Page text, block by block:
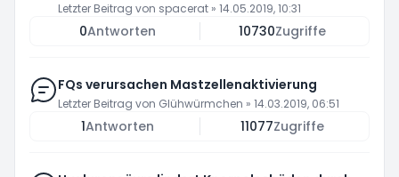
Letzter Beitrag von spacerat » 14.05.2019, 10:31
0Antworten 10730Zugriffe
FQs verursachen Mastzellenaktivierung
Letzter Beitrag von Glühwürmchen » 14.03.2019, 06:51
1Antworten 11077Zugriffe